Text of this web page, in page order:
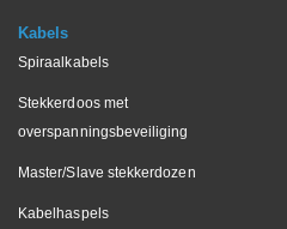
Kabels
Spiraalkabels
Stekkerdoos met
overspanningsbeveiliging
Master/Slave stekkerdozen
Kabelhaspels